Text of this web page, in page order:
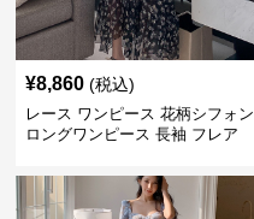
¥8,860 (税込)
レース ワンピース 花柄シフォン
ロングワンピース 長袖 フレア